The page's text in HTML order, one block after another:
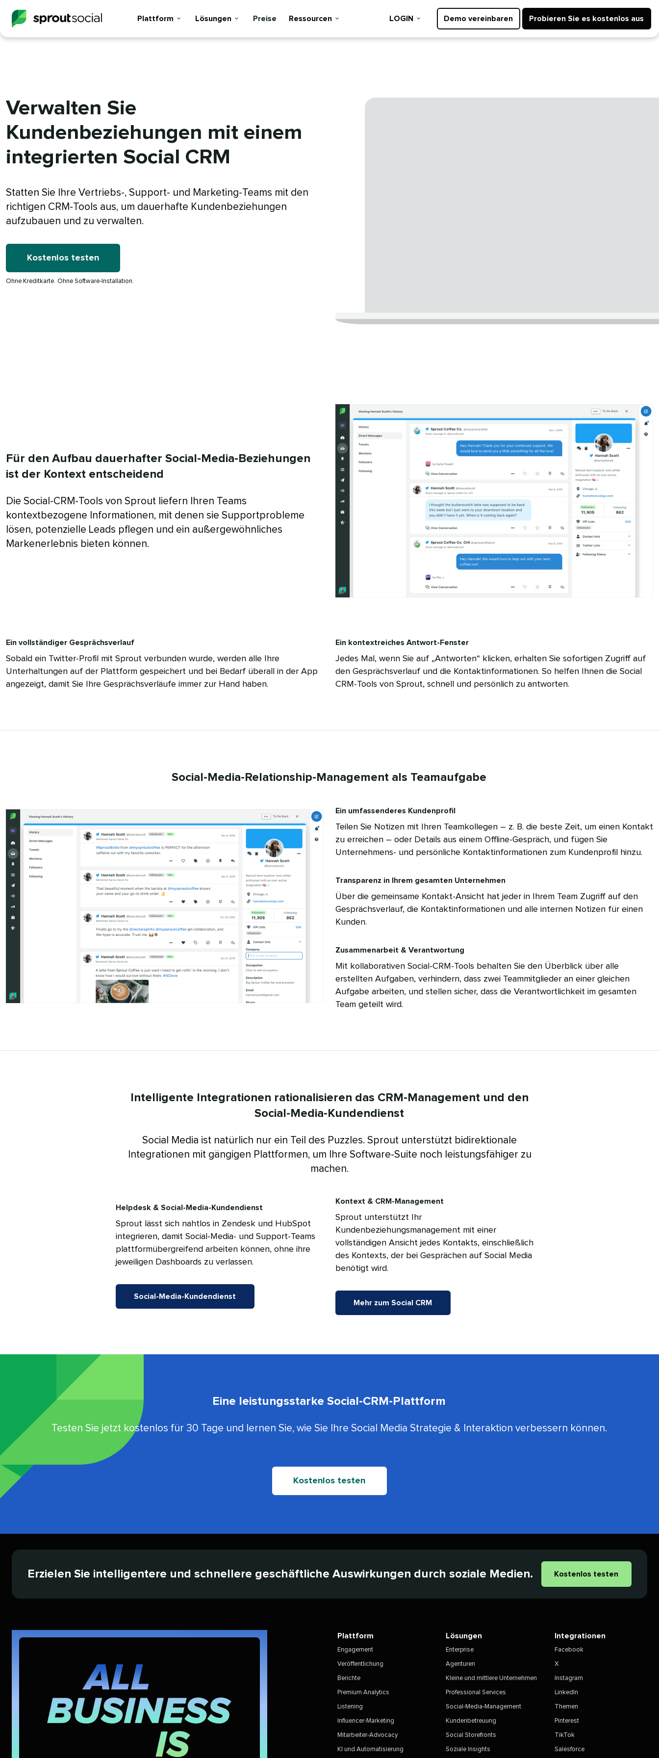
Plattform​​ Lösungen​​ Preise​​ Ressourcen​​ LOGIN​​ Demo vereinbaren​​ Probieren Sie es kostenlos aus​​
Verwalten Sie
Kundenbeziehungen mit einem
integrierten Social CRM​​
Statten Sie Ihre Vertriebs-, Support- und Marketing-Teams mit den
richtigen CRM-Tools aus, um dauerhafte Kundenbeziehungen
aufzubauen und zu verwalten.​​
Kostenlos testen​​
Ohne Kreditkarte.​​ Ohne Software-Installation.​​
Für den Aufbau dauerhafter Social-Media-Beziehungen
ist der Kontext entscheidend​​
Die Social-CRM-Tools von Sprout liefern Ihren Teams
kontextbezogene Informationen, mit denen sie Supportprobleme
lösen, potenzielle Leads pflegen und ein außergewöhnliches
Markenerlebnis bieten können.​​
Ein vollständiger Gesprächsverlauf​​
Sobald ein Twitter-Profil mit Sprout verbunden wurde, werden alle Ihre
Unterhaltungen auf der Plattform gespeichert und bei Bedarf überall in der App
angezeigt, damit Sie Ihre Gesprächsverläufe immer zur Hand haben.​​
Ein kontextreiches Antwort-Fenster​​
Jedes Mal, wenn Sie auf „Antworten“ klicken, erhalten Sie sofortigen Zugriff auf
den Gesprächsverlauf und die Kontaktinformationen. So helfen Ihnen die Social
CRM-Tools von Sprout, schnell und persönlich zu antworten.​​
Social-Media-Relationship-Management als Teamaufgabe​​
Ein umfassenderes Kundenprofil​​
Teilen Sie Notizen mit Ihren Teamkollegen – z. B. die beste Zeit, um einen Kontakt
zu erreichen – oder Details aus einem Offline-Gespräch, und fügen Sie
Unternehmens- und persönliche Kontaktinformationen zum Kundenprofil hinzu.​​
Transparenz in Ihrem gesamten Unternehmen​​
Über die gemeinsame Kontakt-Ansicht hat jeder in Ihrem Team Zugriff auf den
Gesprächsverlauf, die Kontaktinformationen und alle internen Notizen für einen
Kunden.​​
Zusammenarbeit & Verantwortung​​
Mit kollaborativen Social-CRM-Tools behalten Sie den Überblick über alle
erstellten Aufgaben, verhindern, dass zwei Teammitglieder an einer gleichen
Aufgabe arbeiten, und stellen sicher, dass die Verantwortlichkeit im gesamten
Team geteilt wird.​​
Intelligente Integrationen rationalisieren das CRM-Management und den
Social-Media-Kundendienst​​
Social Media ist natürlich nur ein Teil des Puzzles. Sprout unterstützt bidirektionale
Integrationen mit gängigen Plattformen, um Ihre Software-Suite noch leistungsfähiger zu
machen.​​
Helpdesk & Social-Media-Kundendienst​​
Sprout lässt sich nahtlos in Zendesk und HubSpot
integrieren, damit Social-Media- und Support-Teams
plattformübergreifend arbeiten können, ohne ihre
jeweiligen Dashboards zu verlassen.​​
Social-Media-Kundendienst​​
Kontext & CRM-Management​​
Sprout unterstützt Ihr
Kundenbeziehungsmanagement mit einer
vollständigen Ansicht jedes Kontakts, einschließlich
des Kontexts, der bei Gesprächen auf Social Media
benötigt wird.​​
Mehr zum Social CRM​​
Eine leistungsstarke Social-CRM-Plattform​​
Testen Sie jetzt kostenlos für 30 Tage und lernen Sie, wie Sie Ihre Social Media Strategie & Interaktion verbessern können.​​
Kostenlos testen​​
Erzielen Sie intelligentere und schnellere geschäftliche Auswirkungen durch soziale Medien.​​ Kostenlos testen​​
Plattform​​
Engagement​​
Veröffentlichung​​
Berichte​​
Premium Analytics​​
Listening​​
Influencer-Marketing​​
Mitarbeiter-Advocacy​​
KI und Automatisierung​​
Lösungen​​
Enterprise​​
Agenturen​​
Kleine und mittlere Unternehmen​​
Professional Services​​
Social-Media-Management​​
Kundenbetreuung​​
Social Storefronts​​
Soziale Insights​​
Integrationen​​
Facebook​​
X​​
Instagram​​
LinkedIn​​
Themen​​
Pinterest​​
TikTok​​
Salesforce​​